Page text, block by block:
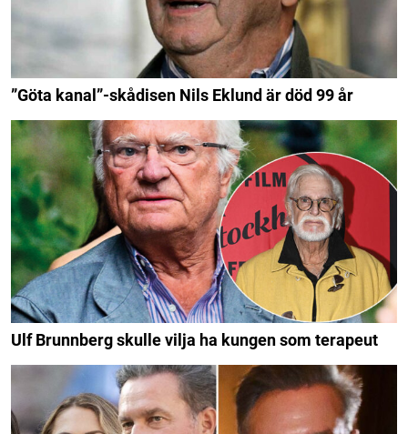
”Göta kanal”-skådisen Nils Eklund är död 99 år
Ulf Brunnberg skulle vilja ha kungen som terapeut